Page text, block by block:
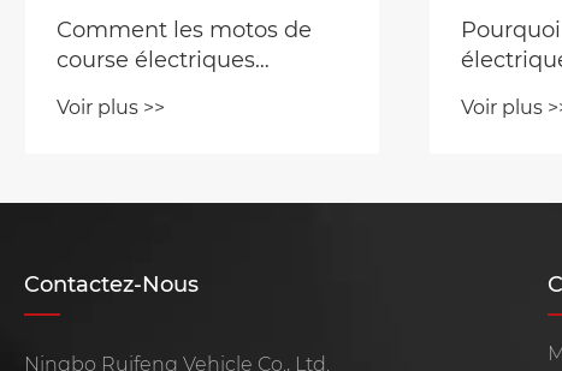
Pourquoi les scooters
électriques sont-ils le
transport moderne?
Voir plus >> Voir plus
Contactez-Nous
Ningbo Ruifeng Vehicle Co., Ltd.